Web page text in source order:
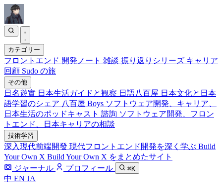
カテゴリー
フロントエンド 開発ノート 雑談 振り返りシリーズ キャリア
回顧 Sudo の旅
その他
日名遊實 日本生活ガイドと観察 日語八百屋 日本文化と日本
語学習のシェア 八百屋 Boys ソフトウェア開発、キャリア、
日本生活のポッドキャスト 諮詢 ソフトウェア開発、フロン
トエンド、日本キャリアの相談
技術学習
深入現代前端開發 現代フロントエンド開発を深く学ぶ Build
Your Own X Build Your Own X をまとめたサイト
ジャーナル
プロフィール ⌘K
中 EN JA